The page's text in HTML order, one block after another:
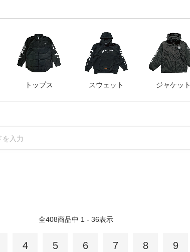
トップス スウェット ジャケット
全408商品中 1 - 36表示
4 5 6 7 8 9